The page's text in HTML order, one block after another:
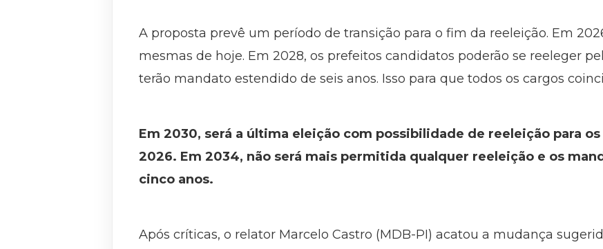
A proposta prevê um período de transição para o fim da reeleição. Em
mesmas de hoje. Em 2028, os prefeitos candidatos poderão se reeleger
terão mandato estendido de seis anos. Isso para que todos os cargos
Em 2030, será a última eleição com possibilidade de reeleição para
2026. Em 2034, não será mais permitida qualquer reeleição e os
cinco anos.
Após críticas, o relator Marcelo Castro (MDB-PI) acatou a mudança